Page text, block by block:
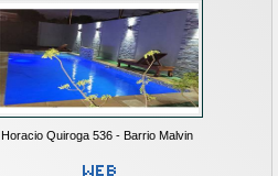
Horacio Quiroga 536 - Barrio Malvin